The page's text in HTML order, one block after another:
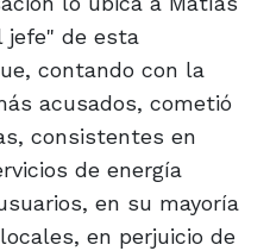
jefe" de esta
contando con la
acusados, cometió
consistentes en
de energía
en su mayoría
en perjuicio de